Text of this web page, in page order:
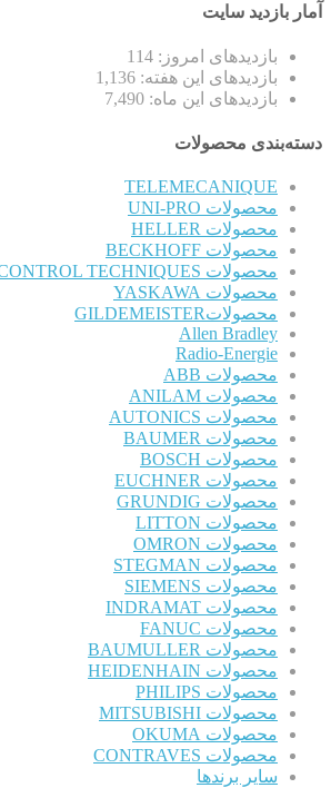
آمار بازدید سایت
بازدیدهای امروز: 114
بازدیدهای این هفته: 1,136
بازدیدهای این ماه: 7,490
دسته‌بندی محصولات
TELEMECANIQUE
محصولات UNI-PRO
محصولات HELLER
محصولات BECKHOFF
محصولات CONTROL TECHNIQUES
محصولات YASKAWA
محصولاتGILDEMEISTER
Allen Bradley
Radio-Energie
محصولات ABB
محصولات ANILAM
محصولات AUTONICS
محصولات BAUMER
محصولات BOSCH
محصولات EUCHNER
محصولات GRUNDIG
محصولات LITTON
محصولات OMRON
محصولات STEGMAN
محصولات SIEMENS
محصولات INDRAMAT
محصولات FANUC
محصولات BAUMULLER
محصولات HEIDENHAIN
محصولات PHILIPS
محصولات MITSUBISHI
محصولات OKUMA
محصولات CONTRAVES
سایر برندها